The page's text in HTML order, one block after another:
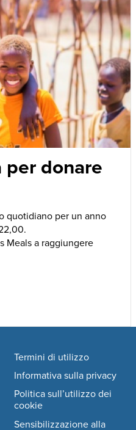
donare
quotidiano per un anno
Meals a raggiungere
Termini di utilizzo
Informativa sulla privacy
Politica sull’utilizzo dei
cookie
Sensibilizzazione alla